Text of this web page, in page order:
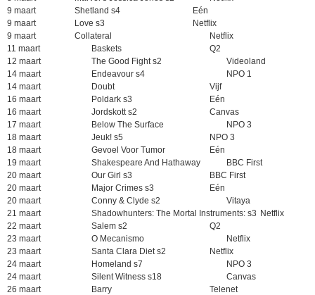
9 maart
Shetland s4
Eén
9 maart
Love s3
Netflix
9 maart
Collateral
Netflix
11 maart
Baskets
Q2
12 maart
The Good Fight s2
Videoland
14 maart
Endeavour s4
NPO 1
14 maart
Doubt
Vijf
16 maart
Poldark s3
Eén
16 maart
Jordskott s2
Canvas
17 maart
Below The Surface
NPO 3
18 maart
Jeuk! s5
NPO 3
18 maart
Gevoel Voor Tumor
Eén
19 maart
Shakespeare And Hathaway
BBC First
20 maart
Our Girl s3
BBC First
20 maart
Major Crimes s3
Eén
20 maart
Conny & Clyde s2
Vitaya
21 maart
Shadowhunters: The Mortal Instruments: s3 Netflix
22 maart
Salem s2
Q2
23 maart
O Mecanismo
Netflix
23 maart
Santa Clara Diet s2
Netflix
24 maart
Homeland s7
NPO 3
24 maart
Silent Witness s18
Canvas
26 maart
Barry
Telenet